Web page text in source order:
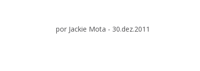
por Jackie Mota - 30.dez.2011